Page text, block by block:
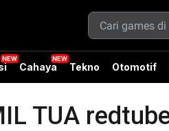
Cahaya Tekno Otomotif
TUA